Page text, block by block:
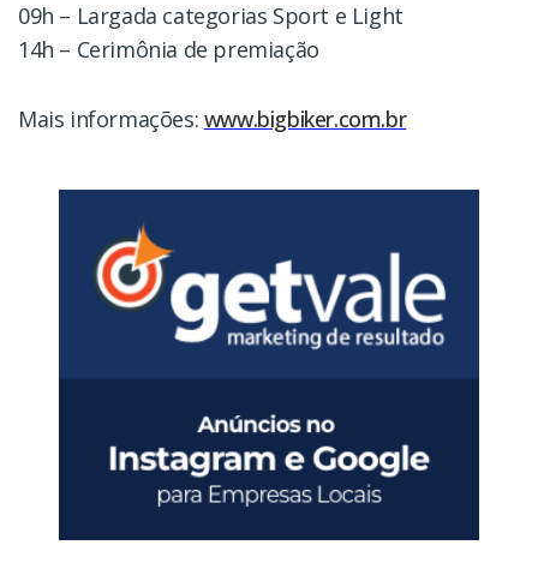
09h – Largada categorias Sport e Light
14h – Cerimônia de premiação
Mais informações: www.bigbiker.com.br